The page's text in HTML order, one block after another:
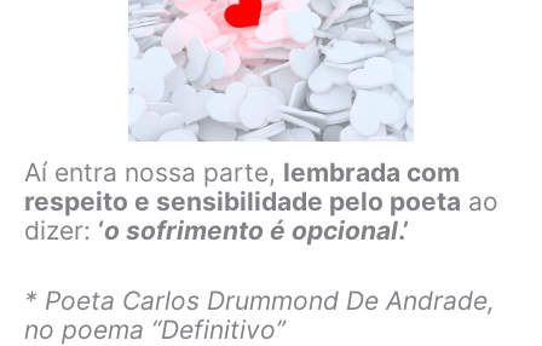
Aí entra nossa parte, lembrada com
respeito e sensibilidade pelo poeta ao
dizer: ‘o sofrimento é opcional.’
* Poeta Carlos Drummond De Andrade,
no poema “Definitivo”